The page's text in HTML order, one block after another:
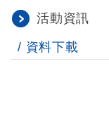
活動資訊
資料下載